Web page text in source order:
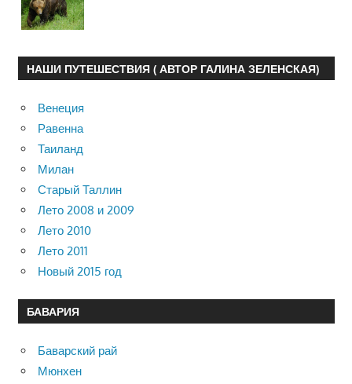
НАШИ ПУТЕШЕСТВИЯ ( АВТОР ГАЛИНА ЗЕЛЕНСКАЯ)
Венеция
Равенна
Таиланд
Милан
Старый Таллин
Лето 2008 и 2009
Лето 2010
Лето 2011
Новый 2015 год
БАВАРИЯ
Баварский рай
Мюнхен